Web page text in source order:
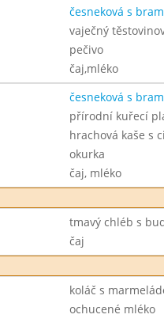
česneková s
vaječný
pečivo
čaj,mléko
česneková s
přírodní kuřecí
hrachová kaše s
okurka
čaj, mléko
tmavý chléb s
čaj
koláč s
ochucené mléko